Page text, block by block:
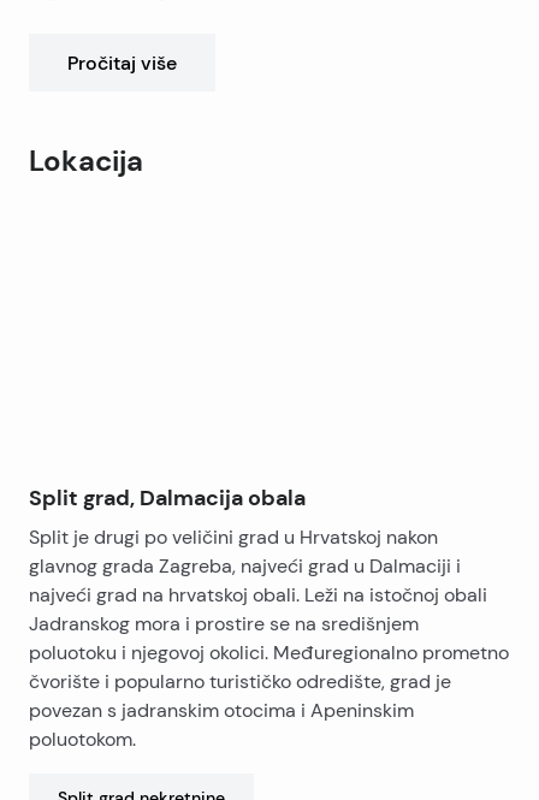
spavaće sobe te otvorenog prostora koji povezuje
12,95 m², savršen za uživanje na svježem zraku tijekom
turističko iznajmljivanje.
Pročitaj više
Lokacija
Split grad, Dalmacija obala
Split je drugi po veličini grad u Hrvatskoj nakon
glavnog grada Zagreba, najveći grad u Dalmaciji i
najveći grad na hrvatskoj obali. Leži na istočnoj obali
Jadranskog mora i prostire se na središnjem
poluotoku i njegovoj okolici. Međuregionalno prometno
čvorište i popularno turističko odredište, grad je
povezan s jadranskim otocima i Apeninskim
poluotokom.